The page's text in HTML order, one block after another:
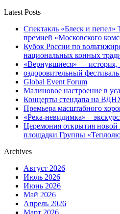
Latest Posts
Спектакль «Блеск и пепел»
премией «Московского
Кубок России по
национальных конных
«Вернувшиеся» — история,
оздоровительный
Global Event Forum
Малиновое настроение в
Концерты стендапа на
Премьера масштабного
«Река-невидимка» –
Церемония открытия новой
площадки Группы
Archives
Август 2026
Июль 2026
Июнь 2026
Май 2026
Апрель 2026
Март 2026